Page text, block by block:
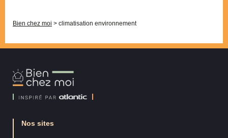
Bien chez moi > climatisation environnement
Bien
Chez
Nos sites